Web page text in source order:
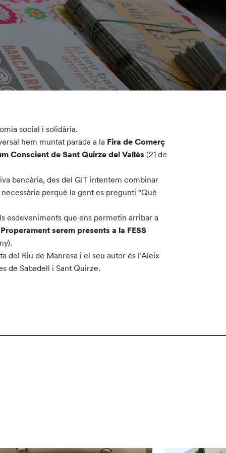
social i solidària.
hem muntat parada a la Fira de Comerç
Conscient de Sant Quirze del Vallès (21 de
bancària, des del GIT intentem combinar
perquè la gent es pregunti “Què
esdeveniments que ens permetin arribar a
Properament serem presents a la FESS
del Riu de Manresa i el seu autor és l’Aleix
de Sabadell i Sant Quirze.